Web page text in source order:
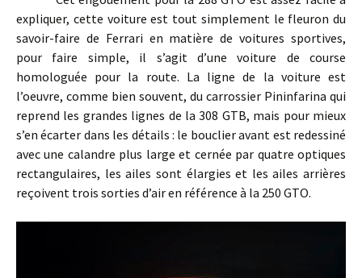
expliquer, cette voiture est tout simplement le fleuron du
savoir-faire de Ferrari en matière de voitures sportives,
pour faire simple, il s’agit d’une voiture de course
homologuée pour la route. La ligne de la voiture est
l’oeuvre, comme bien souvent, du carrossier Pininfarina qui
reprend les grandes lignes de la 308 GTB, mais pour mieux
s’en écarter dans les détails : le bouclier avant est redessiné
avec une calandre plus large et cernée par quatre optiques
rectangulaires, les ailes sont élargies et les ailes arrières
reçoivent trois sorties d’air en référence à la 250 GTO.